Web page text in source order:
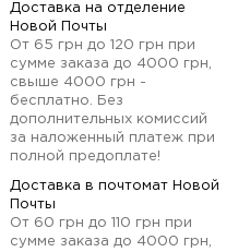
Доставка на отделение
Новой Почты
От 65 грн до 120 грн при
сумме заказа до 4000 грн,
свыше 4000 грн -
бесплатно. Без
дополнительных комиссий
за наложенный платеж при
полной предоплате!
Доставка в почтомат Новой
Почты
От 60 грн до 110 грн при
сумме заказа до 4000 грн,